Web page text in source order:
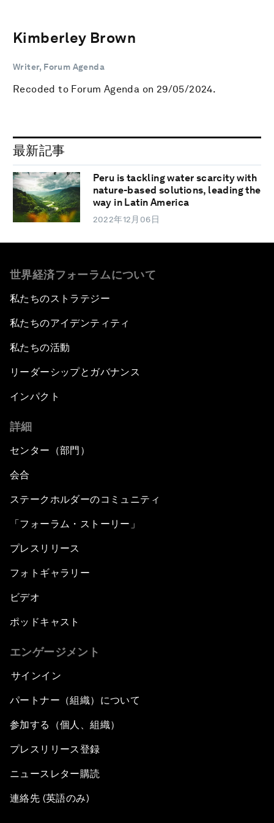
Kimberley Brown
Writer, Forum Agenda
Recoded to Forum Agenda on 29/05/2024.
最新記事
Peru is tackling water scarcity with
nature-based solutions, leading the
way in Latin America
2022年12月06日
世界経済フォーラムについて
私たちのストラテジー
私たちのアイデンティティ
私たちの活動
リーダーシップとガバナンス
インパクト
詳細
センター（部門）
会合
ステークホルダーのコミュニティ
「フォーラム・ストーリー」
プレスリリース
フォトギャラリー
ビデオ
ポッドキャスト
エンゲージメント
サインイン
パートナー（組織）について
参加する（個人、組織）
プレスリリース登録
ニュースレター購読
連絡先 (英語のみ)